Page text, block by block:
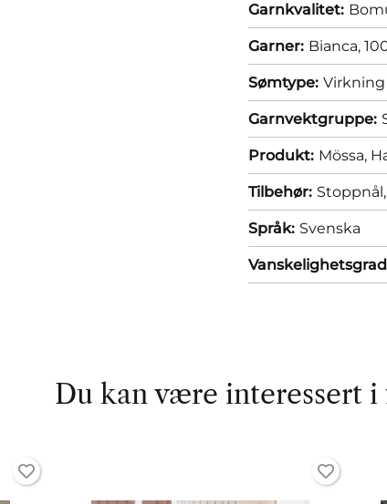
Garnkvalitet:
Garner: Bianca,
Sømtype: Virkning
Garnvektgruppe:
Produkt: Mössa,
Tilbehør: Stoppnål,
Språk: Svenska
Du kan være interessert